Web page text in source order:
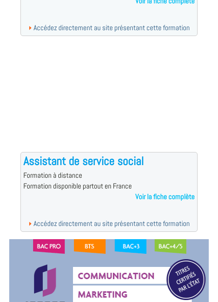
Accédez directement au site présentant cette formation
Assistant de service social
Formation à distance
Formation disponible partout en France
Voir la fiche complète
Accédez directement au site présentant cette formation